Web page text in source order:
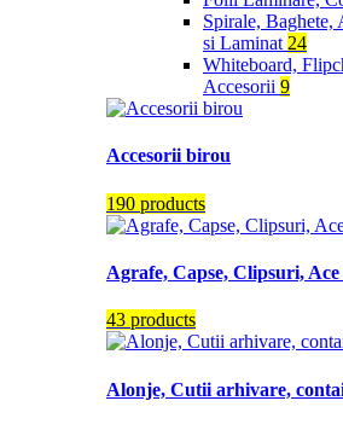
Spirale, Baghete,
si Laminat 24
Whiteboard,
Accesorii 9
Accesorii birou
190 products
Agrafe, Capse, Clipsuri, Ace
43 products
Alonje, Cutii arhivare,